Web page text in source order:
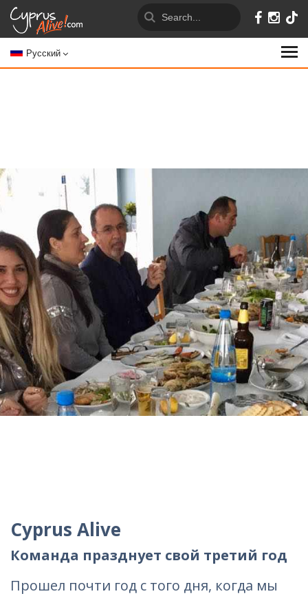
Русский
Cyprus Alive
Команда празднует свой третий год
Прошел почти год с того дня, когда мы